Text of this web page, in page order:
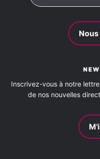
Inscrivez-vous à notre
de nos nouvelles